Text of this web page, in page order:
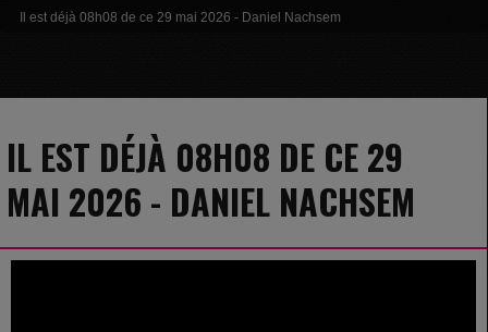
Il est déjà 08h08 de ce 29 mai 2026 - Daniel Nachsem
IL EST DÉJÀ 08H08 DE CE 29
MAI 2026 - DANIEL NACHSEM